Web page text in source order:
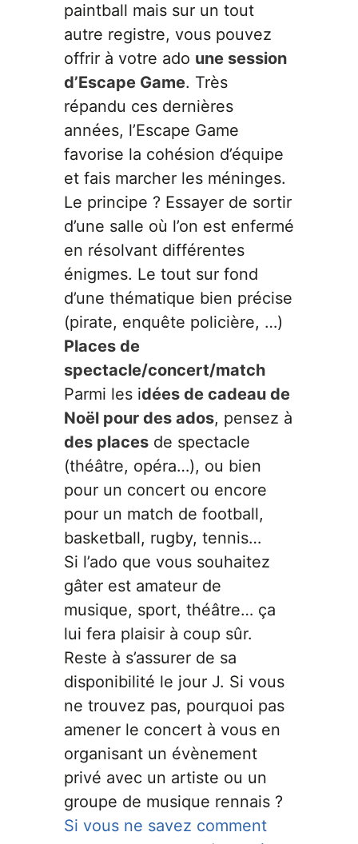
paintball mais sur un tout
autre registre, vous pouvez
offrir à votre ado une session
d’Escape Game. Très
répandu ces dernières
années, l’Escape Game
favorise la cohésion d’équipe
et fais marcher les méninges.
Le principe ? Essayer de sortir
d’une salle où l’on est enfermé
en résolvant différentes
énigmes. Le tout sur fond
d’une thématique bien précise
(pirate, enquête policière, …)
Places de
spectacle/concert/match
Parmi les idées de cadeau de
Noël pour des ados, pensez à
des places de spectacle
(théâtre, opéra…), ou bien
pour un concert ou encore
pour un match de football,
basketball, rugby, tennis…
Si l’ado que vous souhaitez
gâter est amateur de
musique, sport, théâtre… ça
lui fera plaisir à coup sûr.
Reste à s’assurer de sa
disponibilité le jour J. Si vous
ne trouvez pas, pourquoi pas
amener le concert à vous en
organisant un évènement
privé avec un artiste ou un
groupe de musique rennais ?
Si vous ne savez comment
ORIGAMI 3D
DÉCORATIONS
FAMILLE & ENFANTS
PAPETERIE
IDÉES CADEAUX
OBJETS PERSONNALISÉS